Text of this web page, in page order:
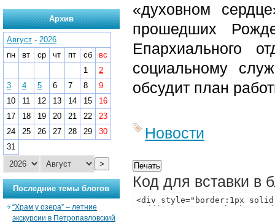
«духовном
прошедших
Епархиального
социальному
обсудит план
Новости
Код для вставки в
Архив
Август - 2026
пн
вт ср чт пт сб
вс
1
2
3
4 5 6 7 8
9
10
11 12 13 14 15
16
17
18 19 20 21 22
23
24
25 26 27 28 29
30
31
>
Последние темы блогов
“Храм у озера” – летние
экскурсии в Петропавловский